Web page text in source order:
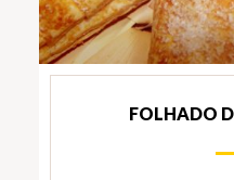
FOLHADO